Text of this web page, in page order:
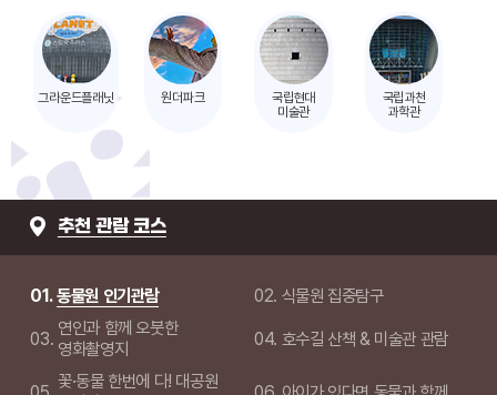
그라운드플래닛 원더파크
국립현대
미술관
국립과천
과학관
추천 관람 코스
01. 동물원 인기관람 02. 식물원 집중탐구
03. 연인과 함께 오붓한
영화촬영지
04. 호수길 산책 & 미술관 관람
꽃·동물 한번에 다! 대공원